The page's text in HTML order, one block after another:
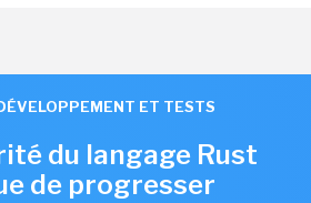
ET TESTS
du langage Rust
de progresser